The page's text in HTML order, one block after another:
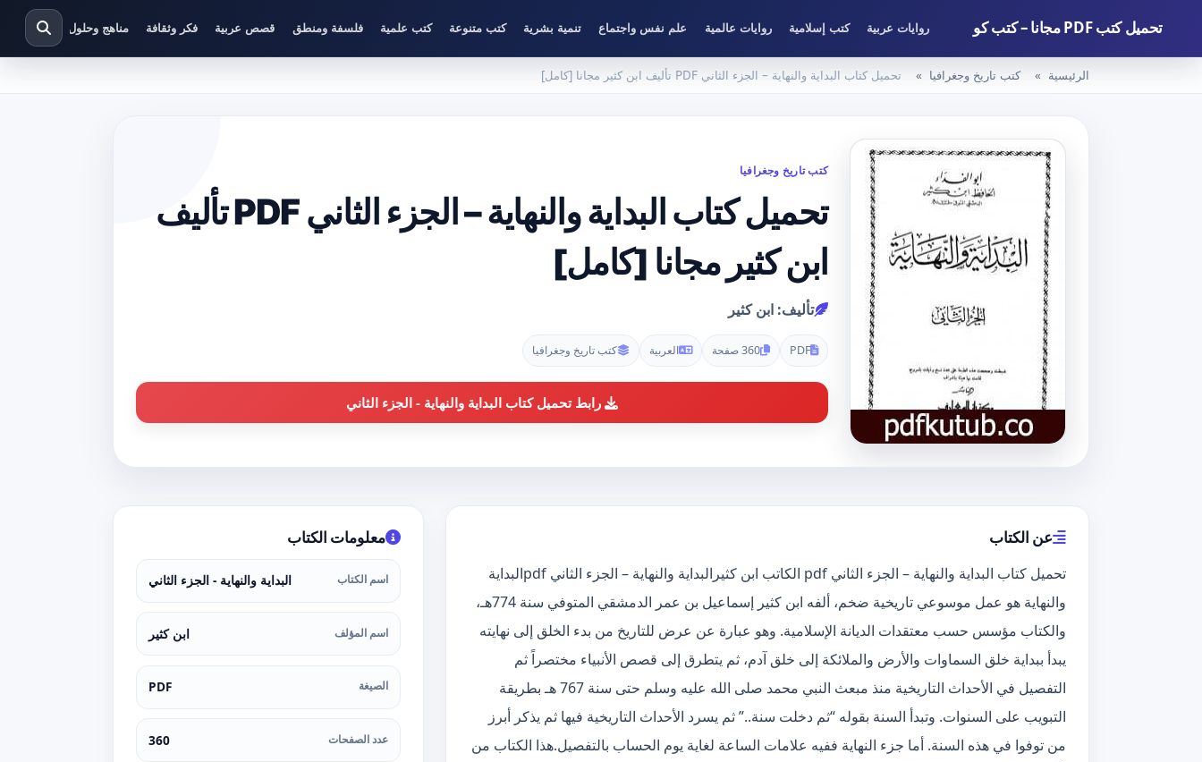
تحميل كتب PDF مجانا – كتب كو روايات عربية كتب إسلامية روايات عالمية علم نفس واجتماع تنمية بشرية كتب متنوعة كتب علمية فلسفة ومنطق قصص عربية فكر وثقافة مناهج وحلول دراسية
الرئيسية كتب تاريخ وجغرافيا تحميل كتاب البداية والنهاية – الجزء الثاني PDF تأليف ابن كثير مجانا [كامل]
كتب تاريخ وجغرافيا
تحميل كتاب البداية والنهاية – الجزء الثاني PDF تأليف
ابن كثير مجانا [كامل]
تأليف: ابن كثير
PDF 360 صفحة العربية كتب تاريخ وجغرافيا
رابط تحميل كتاب البداية والنهاية - الجزء الثاني
عن الكتاب
تحميل كتاب البداية والنهاية – الجزء الثاني pdf الكاتب ابن كثيرالبداية والنهاية – الجزء الثاني pdfالبداية
والنهاية هو عمل موسوعي تاريخية ضخم، ألفه ابن كثير إسماعيل بن عمر الدمشقي المتوفي سنة 774هـ،
والكتاب مؤسس حسب معتقدات الديانة الإسلامية. وهو عبارة عن عرض للتاريخ من بدء الخلق إلى نهايته
يبدأ ببداية خلق السماوات والأرض والملائكة إلى خلق آدم، ثم يتطرق إلى قصص الأنبياء مختصراً ثم
التفصيل في الأحداث التاريخية منذ مبعث النبي محمد صلى الله عليه وسلم حتى سنة 767 هـ بطريقة
التبويب على السنوات. وتبدأ السنة بقوله “ثم دخلت سنة..” ثم يسرد الأحداث التاريخية فيها ثم يذكر أبرز
من توفوا في هذه السنة. أما جزء النهاية ففيه علامات الساعة لغاية يوم الحساب بالتفصيل.هذا الكتاب من
معلومات الكتاب
اسم الكتاب البداية والنهاية - الجزء الثاني
اسم المؤلف ابن كثير
الصيغة PDF
عدد الصفحات 360